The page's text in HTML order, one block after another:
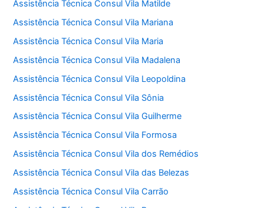
Assistência Técnica Consul Vila Matilde
Assistência Técnica Consul Vila Mariana
Assistência Técnica Consul Vila Maria
Assistência Técnica Consul Vila Madalena
Assistência Técnica Consul Vila Leopoldina
Assistência Técnica Consul Vila Sônia
Assistência Técnica Consul Vila Guilherme
Assistência Técnica Consul Vila Formosa
Assistência Técnica Consul Vila dos Remédios
Assistência Técnica Consul Vila das Belezas
Assistência Técnica Consul Vila Carrão